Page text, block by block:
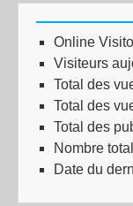
Online
Visiteurs
Total des
Total des
Total des
Nombre
Date du